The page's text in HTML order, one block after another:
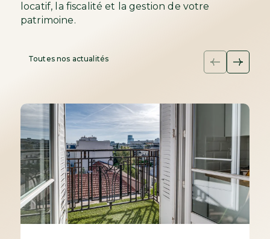
locatif, la fiscalité et la gestion de votre
patrimoine.
Toutes nos actualités